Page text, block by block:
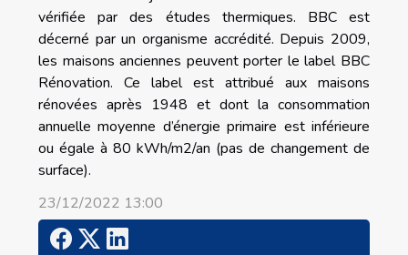
vérifiée par des études thermiques. BBC est
décerné par un organisme accrédité. Depuis 2009,
les maisons anciennes peuvent porter le label BBC
Rénovation. Ce label est attribué aux maisons
rénovées après 1948 et dont la consommation
annuelle moyenne d’énergie primaire est inférieure
ou égale à 80 kWh/m2/an (pas de changement de
surface).
23/12/2022 13:00